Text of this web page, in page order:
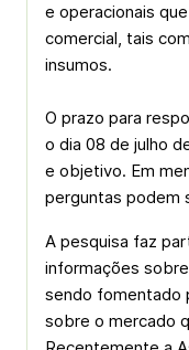
e operacionais
comercial, tais
insumos.
O prazo para
o dia 08 de julho
e objetivo. Em
perguntas podem
A pesquisa faz
informações
sendo fomentado
sobre o mercado